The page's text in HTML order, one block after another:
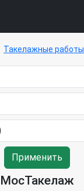
Такелажные работы
Применить
МосТакелаж